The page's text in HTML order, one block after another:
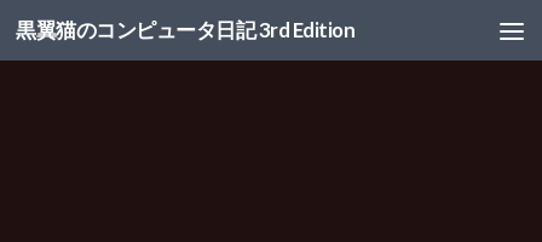
コンテンツへスキップ
黒翼猫のコンピュータ日記 3rd Edition